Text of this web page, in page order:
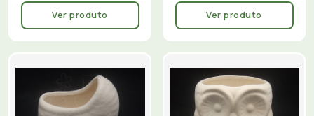
Ver produto Ver produto